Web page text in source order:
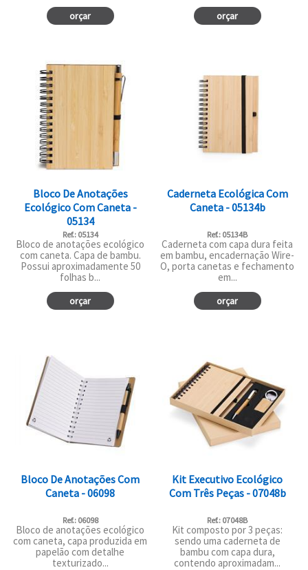
orçar orçar
Bloco De Anotações
Ecológico Com Caneta -
05134
Ref.: 05134
Bloco de anotações ecológico
com caneta. Capa de bambu.
Possui aproximadamente 50
folhas b...
orçar
Caderneta Ecológica Com
Caneta - 05134b
Ref.: 05134B
Caderneta com capa dura feita
em bambu, encadernação Wire-
O, porta canetas e fechamento
em...
orçar
Bloco De Anotações Com
Caneta - 06098
Ref.: 06098
Bloco de anotações ecológico
com caneta, capa produzida em
papelão com detalhe
texturizado...
Kit Executivo Ecológico
Com Três Peças - 07048b
Ref.: 07048B
Kit composto por 3 peças:
sendo uma caderneta de
bambu com capa dura,
contendo aproximadam...